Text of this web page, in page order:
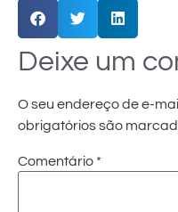
Deixe um
O seu endereço de e-
obrigatórios são
Comentário *